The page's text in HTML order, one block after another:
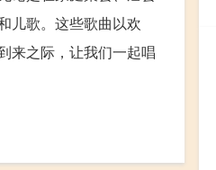
儿歌。这些歌曲以欢
来之际，让我们一起唱